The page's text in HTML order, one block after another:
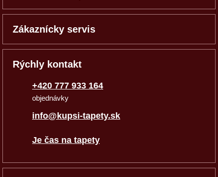
Zákaznícky servis
Rýchly kontakt
+420 777 933 164
objednávky
info@kupsi-tapety.sk
Je čas na tapety